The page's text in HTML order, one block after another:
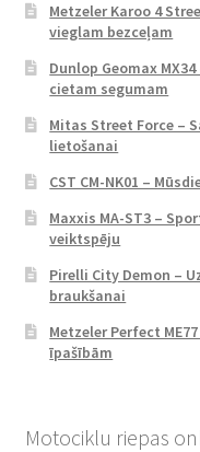
Metzeler Karoo 4
vieglam bezceļam
Dunlop Geomax
cietam segumam
Mitas Street Force –
lietošanai
CST CM-NK01 –
Maxxis MA-ST3 –
veiktspēju
Pirelli City Demon –
braukšanai
Metzeler Perfect
īpašībām
Motociklu riepas